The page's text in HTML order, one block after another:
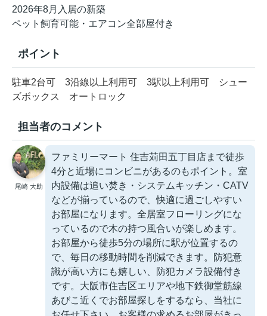
2026年8月入居の新築
ペット飼育可能・エアコン全部屋付き
ポイント
駐車2台可 3沿線以上利用可 3駅以上利用可
シュー
ズボックス
オートロック
担当者のコメント
尾崎 大助
ファミリーマート 住吉苅田五丁目店まで徒歩
4分と近場にコンビニがあるのもポイント。室
内設備は追い焚き・システムキッチン・CATV
などが揃っているので、快適に過ごしやすい
お部屋になります。全居室フローリングにな
っているので木の持つ風合いが楽しめます。
お部屋から徒歩5分の場所に駅が位置するの
で、毎日の移動時間を削減できます。防犯意
識が高い方にも嬉しい、防犯カメラ設備付き
です。大阪市住吉区エリアや地下鉄御堂筋線
あびこ近くでお部屋探しをするなら、当社に